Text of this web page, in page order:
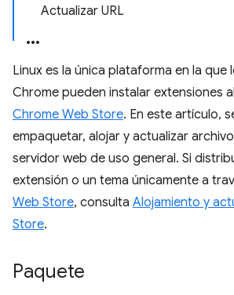
Actualizar URL
Linux es la única plataforma en la que
Chrome pueden instalar extensiones
Chrome Web Store. En este artículo,
empaquetar, alojar y actualizar
servidor web de uso general. Si
extensión o un tema únicamente a
Web Store, consulta Alojamiento y
Store.
Paquete